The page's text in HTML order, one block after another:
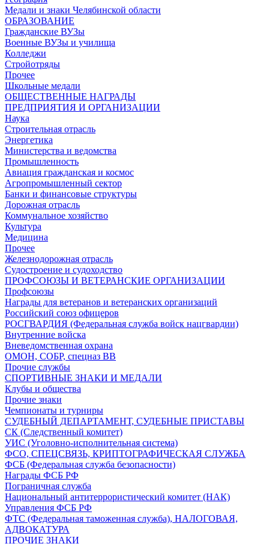
Медали и знаки Челябинской области
ОБРАЗОВАНИЕ
Гражданские ВУЗы
Военные ВУЗы и училища
Колледжи
Стройотряды
Прочее
Школьные медали
ОБЩЕСТВЕННЫЕ НАГРАДЫ
ПРЕДПРИЯТИЯ И ОРГАНИЗАЦИИ
Наука
Строительная отрасль
Энергетика
Министерства и ведомства
Промышленность
Авиация гражданская и космос
Агропромышленный сектор
Банки и финансовые структуры
Дорожная отрасль
Коммунальное хозяйство
Культура
Медицина
Прочее
Железнодорожная отрасль
Судостроение и судоходство
ПРОФСОЮЗЫ И ВЕТЕРАНСКИЕ ОРГАНИЗАЦИИ
Профсоюзы
Награды для ветеранов и ветеранских организаций
Российский союз офицеров
РОСГВАРДИЯ (Федеральная служба войск нацгвардии)
Внутренние войска
Вневедомственная охрана
ОМОН, СОБР, спецназ ВВ
Прочие службы
СПОРТИВНЫЕ ЗНАКИ И МЕДАЛИ
Клубы и общества
Прочие знаки
Чемпионаты и турниры
СУДЕБНЫЙ ДЕПАРТАМЕНТ, СУДЕБНЫЕ ПРИСТАВЫ
СК (Следственный комитет)
УИС (Уголовно-исполнительная система)
ФСО, СПЕЦСВЯЗЬ, КРИПТОГРАФИЧЕСКАЯ СЛУЖБА
ФСБ (Федеральная служба безопасности)
Награды ФСБ РФ
Пограничная служба
Национальный антитеррористический комитет (НАК)
Управления ФСБ РФ
ФТС (Федеральная таможенная служба), НАЛОГОВАЯ,
АДВОКАТУРА
ПРОЧИЕ ЗНАКИ